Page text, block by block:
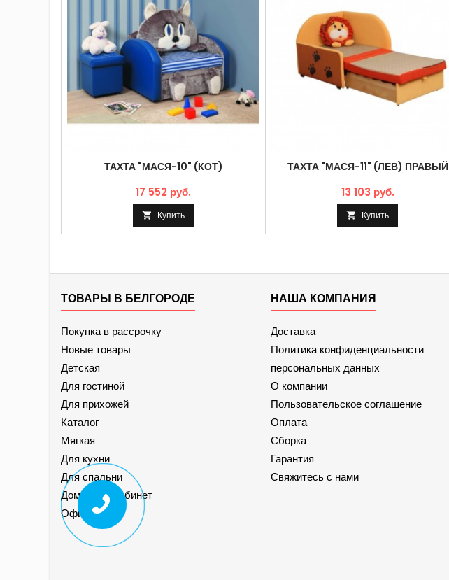
ТАХТА "МАСЯ-10" (КОТ)
17 552 руб.
 Купить
ТАХТА "МАСЯ-11" (ЛЕВ) ПРАВЫЙ
13 103 руб.
 Купить
ТОВАРЫ В БЕЛГОРОДЕ
Покупка в рассрочку
Новые товары
Детская
Для гостиной
Для прихожей
Каталог
Мягкая
Для кухни
Для спальни
Домашний кабинет
Офисная
НАША КОМПАНИЯ
Доставка
Политика конфиденциальности
персональных данных
О компании
Пользовательское соглашение
Оплата
Сборка
Гарантия
Свяжитесь с нами